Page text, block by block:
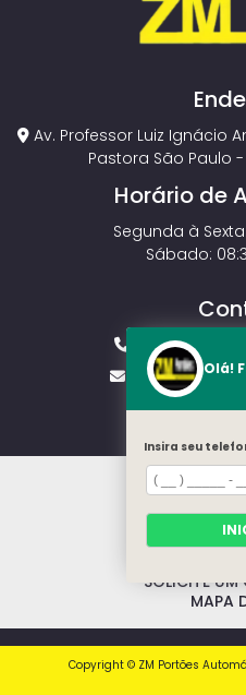
Av. Professor Luiz Ignácio
Pastora São Paulo -
Horário de
Segunda à
Sábado:
(11) 2143-4826
SOLICITE
MAPA
Copyright © ZM Portões
Olá!
Insira seu